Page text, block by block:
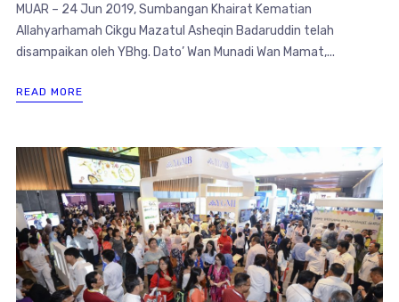
MUAR – 24 Jun 2019, Sumbangan Khairat Kematian
Allahyarhamah Cikgu Mazatul Asheqin Badaruddin telah
disampaikan oleh YBhg. Dato’ Wan Munadi Wan Mamat,...
READ MORE